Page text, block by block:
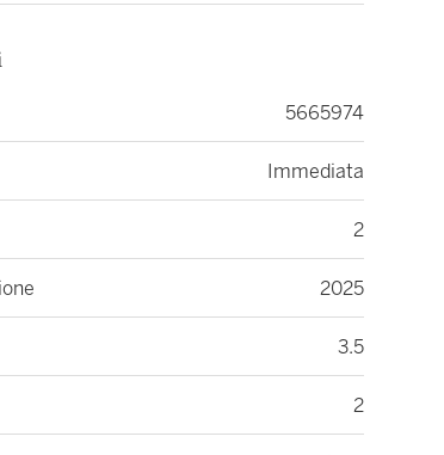
5665974
Immediata
2
2025
3.5
2